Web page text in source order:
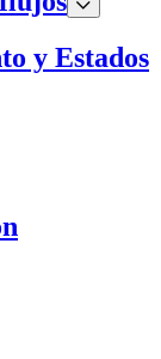
y Estados